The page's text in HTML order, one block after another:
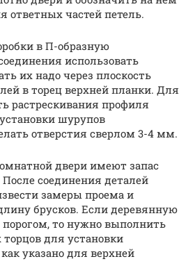
ответных частей петель.
в П-образную
использовать
их надо через плоскость
в торец верхней планки. Для
растрескивания профиля
шурупов
отверстия сверлом 3-4 мм.
двери имеют запас
соединения деталей
замеры проема и
брусков. Если деревянную
порогом, то нужно выполнить
для установки
указано для верхней